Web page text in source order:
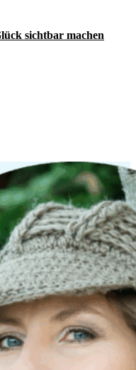
sichtbar machen